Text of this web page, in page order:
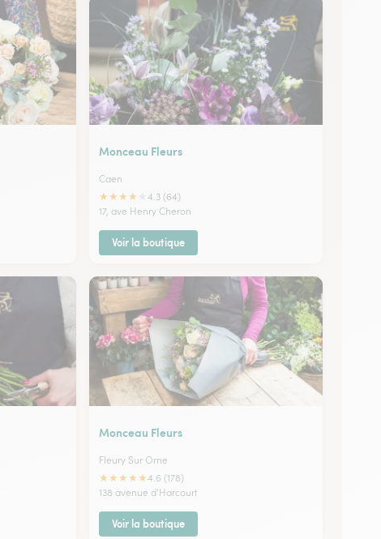
Monceau Fleurs
Caen
★★★★
4.3 (64)
17, ave Henry Cheron
Voir la boutique
Monceau Fleurs
Fleury Sur Orne
★★★★★4.6 (178)
138 avenue d'Harcourt
Voir la boutique